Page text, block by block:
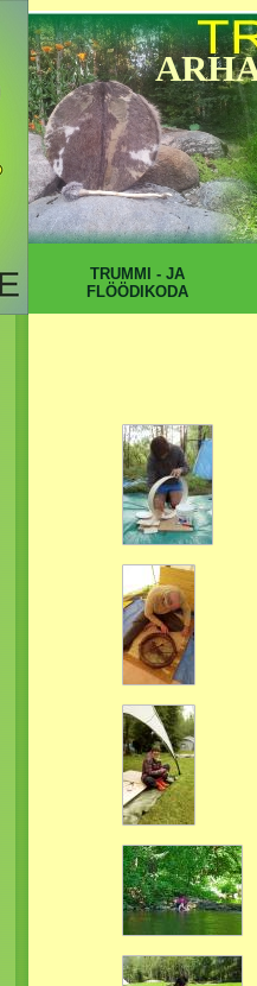
TRUMMI - JA
FLÖÖDIKODA